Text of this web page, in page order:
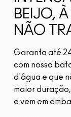
BEIJO,
NÃO
Garanta até
com nosso
d'água e que
maior
e vem em